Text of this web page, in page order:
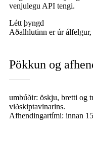
venjulegu API tengi.
Létt þyngd
Aðalhlutinn er úr álfelgur,
Pökkun og
umbúðir: öskju, bretti og
viðskiptavinarins.
Afhendingartími: innan